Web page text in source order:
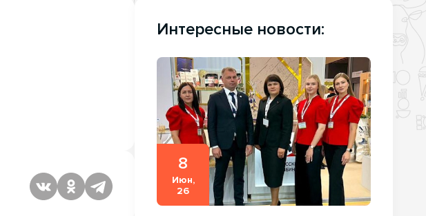
Интересные новости:
8
Июн,
26